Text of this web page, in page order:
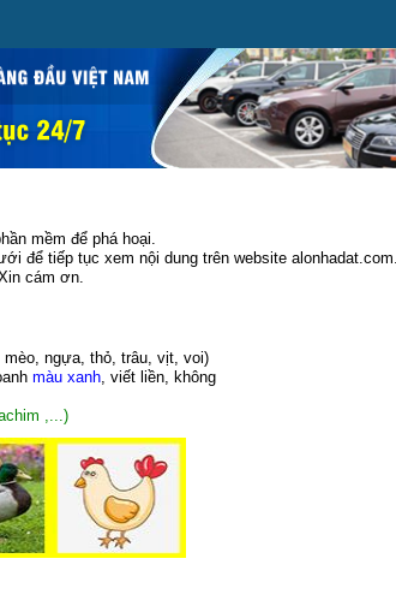
mềm để phá hoại.
để tiếp tục xem nội dung trên website
cám ơn.
ngựa, thỏ, trâu, vịt, voi)
màu xanh, viết liền, không
,...)